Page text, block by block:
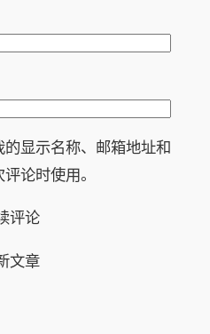
显示名称、邮箱地址和
论时使用。
评论
文章